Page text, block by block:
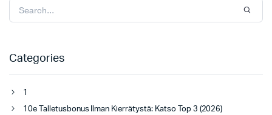
Categories
1
10e Talletusbonus Ilman Kierrätystä: Katso Top 3 (2026)